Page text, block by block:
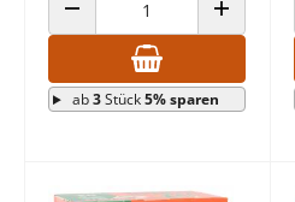
ANZAHL VERRINGERN ANZAHL
ab3Stück5% sparen